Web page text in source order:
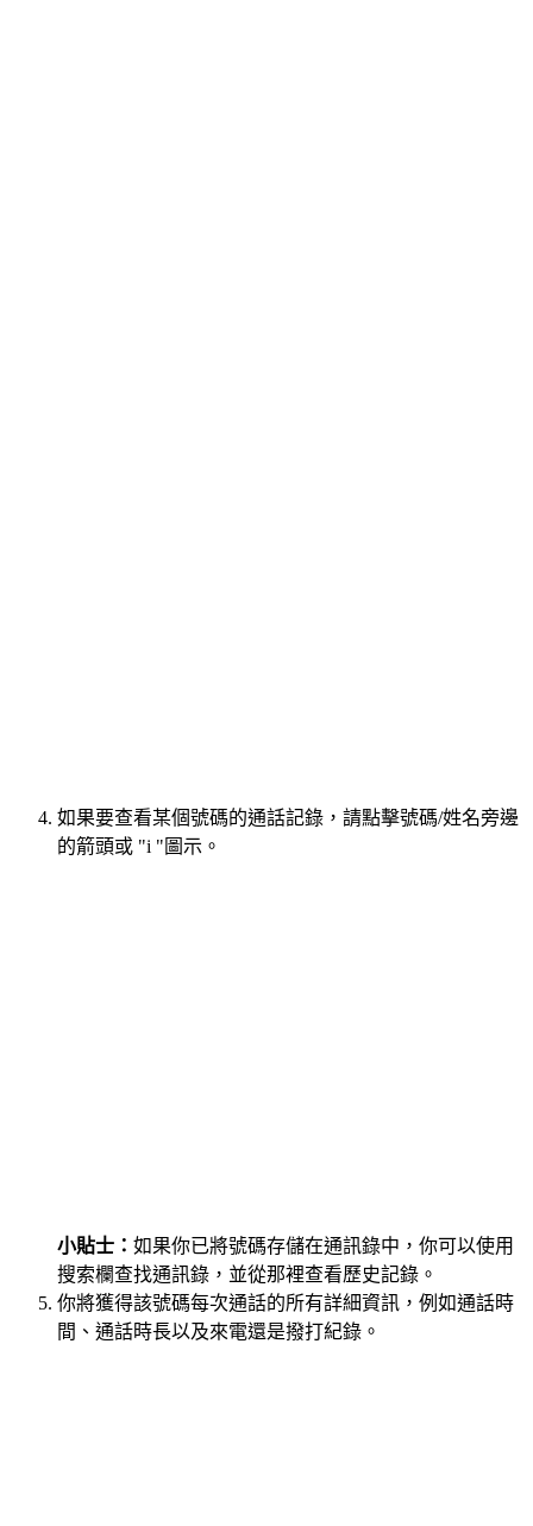
如果要查看某個號碼的通話記錄，請點擊號碼/姓名旁邊
的箭頭或 "i "圖示。
小貼士： 如果你已將號碼存儲在通訊錄中，你可以使用
搜索欄查找通訊錄，並從那裡查看歷史記錄。
你將獲得該號碼每次通話的所有詳細資訊，例如通話時
間、通話時長以及來電還是撥打紀錄。